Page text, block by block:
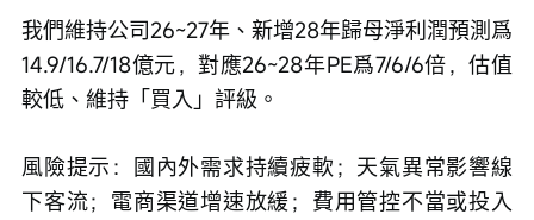
我們維持公司26~27年、新增28年歸母淨利潤預測爲
14.9/16.7/18億元，對應26~28年PE爲7/6/6倍，估值
較低、維持「買入」評級。
風險提示：國內外需求持續疲軟；天氣異常影響線
下客流；電商渠道增速放緩；費用管控不當或投入